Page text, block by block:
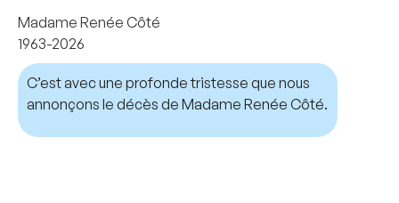
Madame Renée Côté
1963-2026
C’est avec une profonde tristesse que nous
annonçons le décès de Madame Renée Côté.